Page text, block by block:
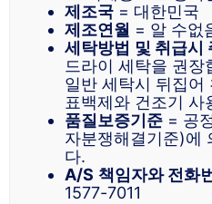
제조국 = 대한민국
제조연월 = 알 수없
세탁방법 및 취급시
드라이 세탁을 권장
일반 세탁시 뒤집어
표백제와 건조기 사
품질보증기준 = 공
자분쟁해결기준)에
다.
A/S 책임자와 전화
1577-7011